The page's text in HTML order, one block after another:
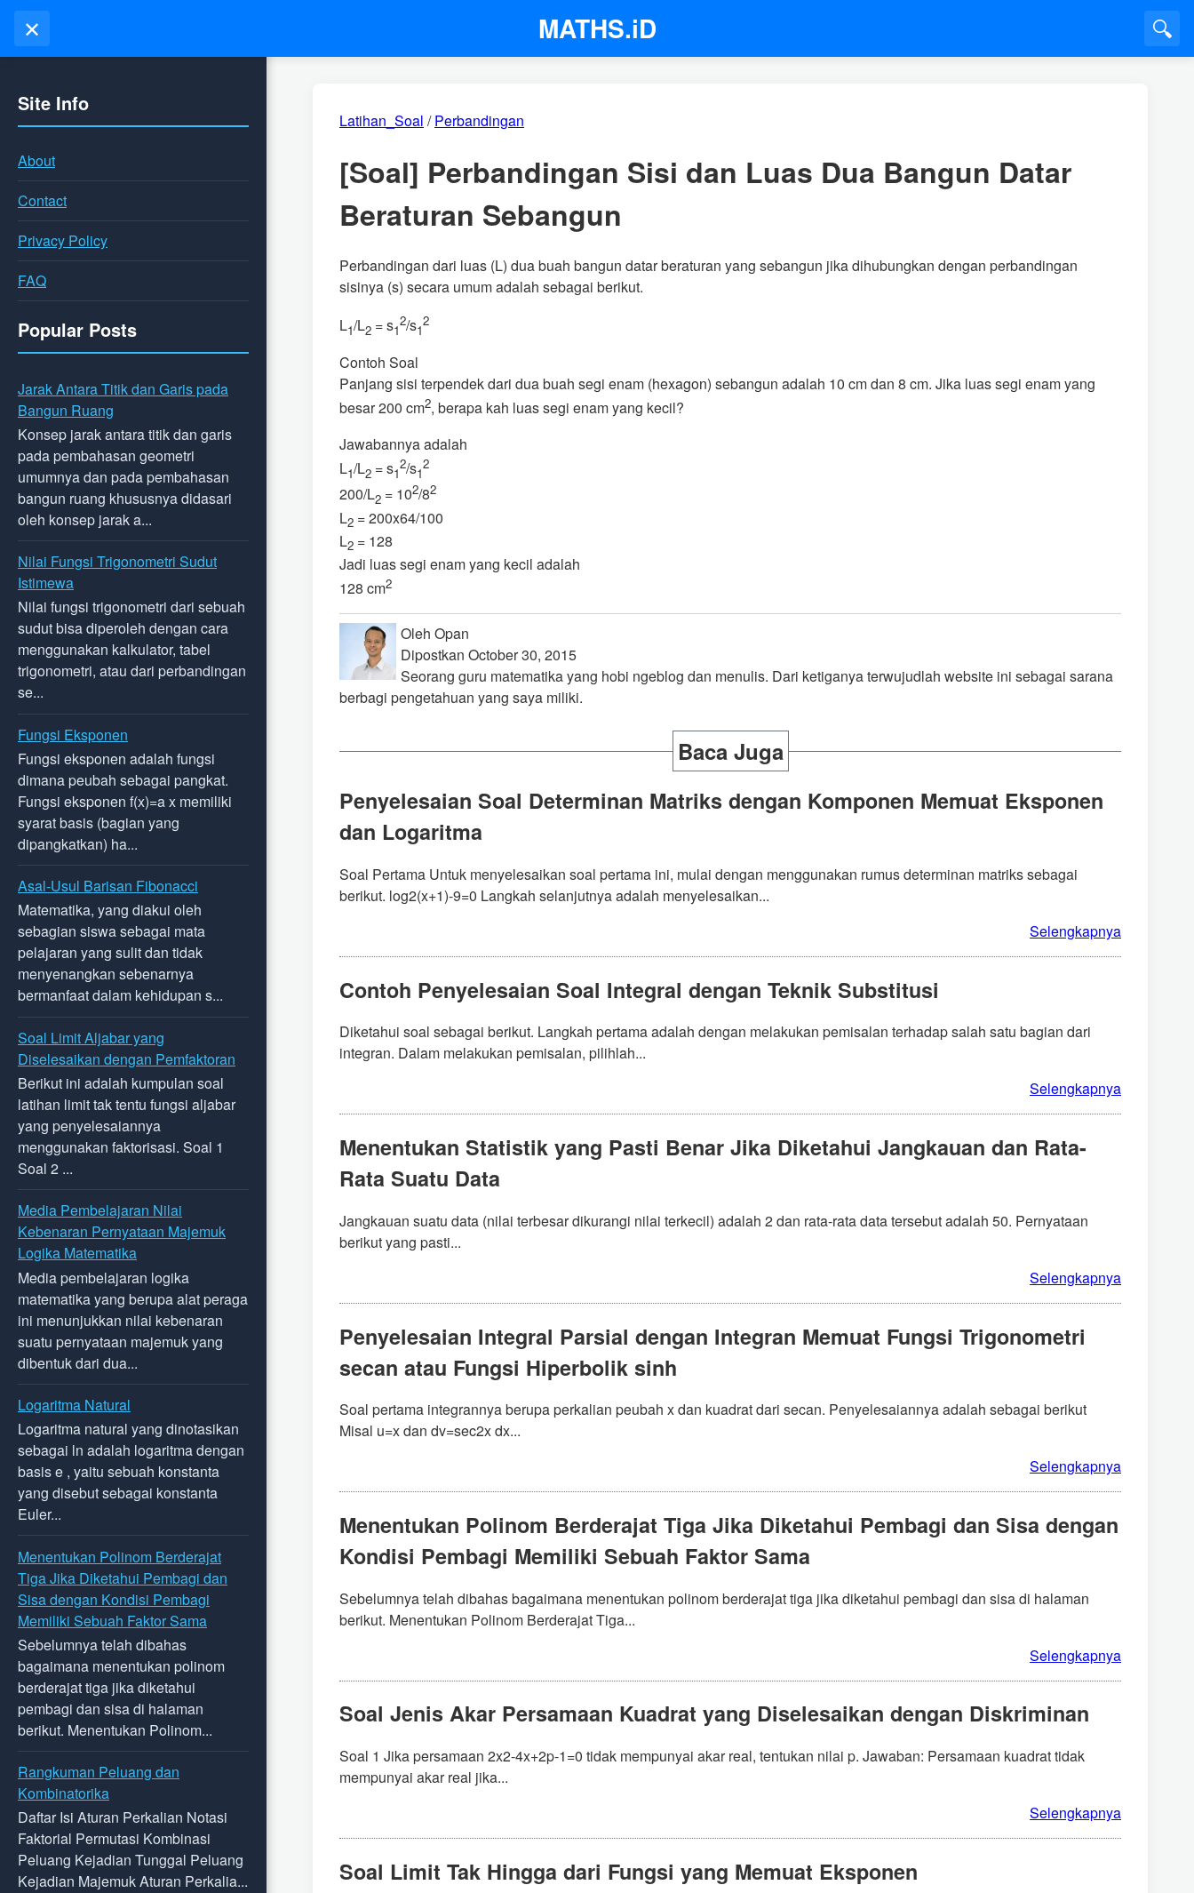
✕ MATHS.iD 🔍
Site Info
About
Contact
Privacy Policy
FAQ
Popular Posts
Jarak Antara Titik dan Garis pada
Bangun Ruang
Konsep jarak antara titik dan garis
pada pembahasan geometri
umumnya dan pada pembahasan
bangun ruang khususnya didasari
oleh konsep jarak a...
Nilai Fungsi Trigonometri Sudut
Istimewa
Nilai fungsi trigonometri dari sebuah
sudut bisa diperoleh dengan cara
menggunakan kalkulator, tabel
trigonometri, atau dari perbandingan
se...
Fungsi Eksponen
Fungsi eksponen adalah fungsi
dimana peubah sebagai pangkat.
Fungsi eksponen f(x)=a x memiliki
syarat basis (bagian yang
dipangkatkan) ha...
Asal-Usul Barisan Fibonacci
Matematika, yang diakui oleh
sebagian siswa sebagai mata
pelajaran yang sulit dan tidak
menyenangkan sebenarnya
bermanfaat dalam kehidupan s...
Soal Limit Aljabar yang
Diselesaikan dengan Pemfaktoran
Berikut ini adalah kumpulan soal
latihan limit tak tentu fungsi aljabar
yang penyelesaiannya
menggunakan faktorisasi. Soal 1
Soal 2 ...
Media Pembelajaran Nilai
Kebenaran Pernyataan Majemuk
Logika Matematika
Media pembelajaran logika
matematika yang berupa alat peraga
ini menunjukkan nilai kebenaran
suatu pernyataan majemuk yang
dibentuk dari dua...
Logaritma Natural
Logaritma natural yang dinotasikan
sebagai ln adalah logaritma dengan
basis e , yaitu sebuah konstanta
yang disebut sebagai konstanta
Euler...
Menentukan Polinom Berderajat
Tiga Jika Diketahui Pembagi dan
Sisa dengan Kondisi Pembagi
Memiliki Sebuah Faktor Sama
Sebelumnya telah dibahas
bagaimana menentukan polinom
berderajat tiga jika diketahui
pembagi dan sisa di halaman
berikut. Menentukan Polinom...
Rangkuman Peluang dan
Kombinatorika
Daftar Isi Aturan Perkalian Notasi
Faktorial Permutasi Kombinasi
Peluang Kejadian Tunggal Peluang
Kejadian Majemuk Aturan Perkalia...
Latihan_Soal /Perbandingan
[Soal] Perbandingan Sisi dan Luas Dua Bangun Datar
Beraturan Sebangun
Perbandingan dari luas (L) dua buah bangun datar beraturan yang sebangun jika dihubungkan dengan perbandingan
sisinya (s) secara umum adalah sebagai berikut.
L1/L2 = s1
2/s1
2
Contoh Soal
Panjang sisi terpendek dari dua buah segi enam (hexagon) sebangun adalah 10 cm dan 8 cm. Jika luas segi enam yang
besar 200 cm2, berapa kah luas segi enam yang kecil?
Jawabannya adalah
L1/L2 = s1
2/s1
2
200/L2 = 102/82
L2 = 200x64/100
L2 = 128
Jadi luas segi enam yang kecil adalah
128 cm2
Oleh Opan
Dipostkan October 30, 2015
Seorang guru matematika yang hobi ngeblog dan menulis. Dari ketiganya terwujudlah website ini sebagai sarana
berbagi pengetahuan yang saya miliki.
Baca Juga
Penyelesaian Soal Determinan Matriks dengan Komponen Memuat Eksponen
dan Logaritma
Soal Pertama Untuk menyelesaikan soal pertama ini, mulai dengan menggunakan rumus determinan matriks sebagai
berikut. log2(x+1)-9=0 Langkah selanjutnya adalah menyelesaikan...
Selengkapnya
Contoh Penyelesaian Soal Integral dengan Teknik Substitusi
Diketahui soal sebagai berikut. Langkah pertama adalah dengan melakukan pemisalan terhadap salah satu bagian dari
integran. Dalam melakukan pemisalan, pilihlah...
Selengkapnya
Menentukan Statistik yang Pasti Benar Jika Diketahui Jangkauan dan Rata-
Rata Suatu Data
Jangkauan suatu data (nilai terbesar dikurangi nilai terkecil) adalah 2 dan rata-rata data tersebut adalah 50. Pernyataan
berikut yang pasti...
Selengkapnya
Penyelesaian Integral Parsial dengan Integran Memuat Fungsi Trigonometri
secan atau Fungsi Hiperbolik sinh
Soal pertama integrannya berupa perkalian peubah x dan kuadrat dari secan. Penyelesaiannya adalah sebagai berikut
Misal u=x dan dv=sec2x dx...
Selengkapnya
Menentukan Polinom Berderajat Tiga Jika Diketahui Pembagi dan Sisa dengan
Kondisi Pembagi Memiliki Sebuah Faktor Sama
Sebelumnya telah dibahas bagaimana menentukan polinom berderajat tiga jika diketahui pembagi dan sisa di halaman
berikut. Menentukan Polinom Berderajat Tiga...
Selengkapnya
Soal Jenis Akar Persamaan Kuadrat yang Diselesaikan dengan Diskriminan
Soal 1 Jika persamaan 2x2-4x+2p-1=0 tidak mempunyai akar real, tentukan nilai p. Jawaban: Persamaan kuadrat tidak
mempunyai akar real jika...
Selengkapnya
Soal Limit Tak Hingga dari Fungsi yang Memuat Eksponen